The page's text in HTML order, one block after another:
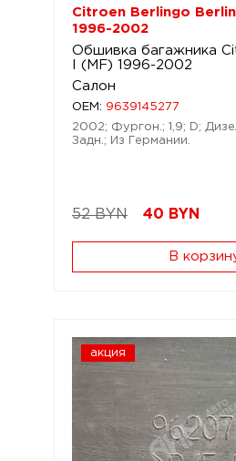
Citroen Berlingo
1996-2002
Обшивка багажника
I (MF) 1996-2002
Салон
OEM: 9639145277
2002; Фургон.; 1,9; D;
Задн.; Из Германии.
52 BYN 40 BYN
В
акция